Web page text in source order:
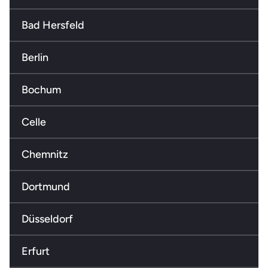
Bad Hersfeld
Berlin
Bochum
Celle
Chemnitz
Dortmund
Düsseldorf
Erfurt